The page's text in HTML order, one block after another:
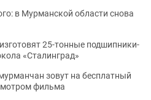
в Мурманской области снова
25-тонные подшипники-
«Сталинград»
зовут на бесплатный
фильма